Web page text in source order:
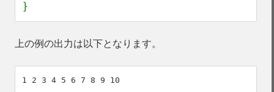
}
上の例の出力は以下となります。